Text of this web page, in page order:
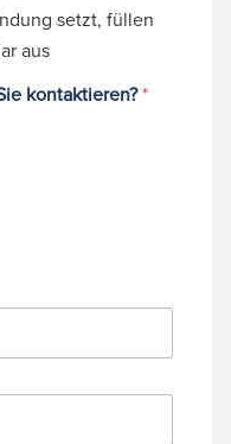
setzt, füllen
aus
kontaktieren?*